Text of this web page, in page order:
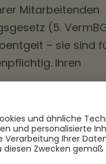
Mitarbeitenden
(5.
– sie sind
Ihren
VL?